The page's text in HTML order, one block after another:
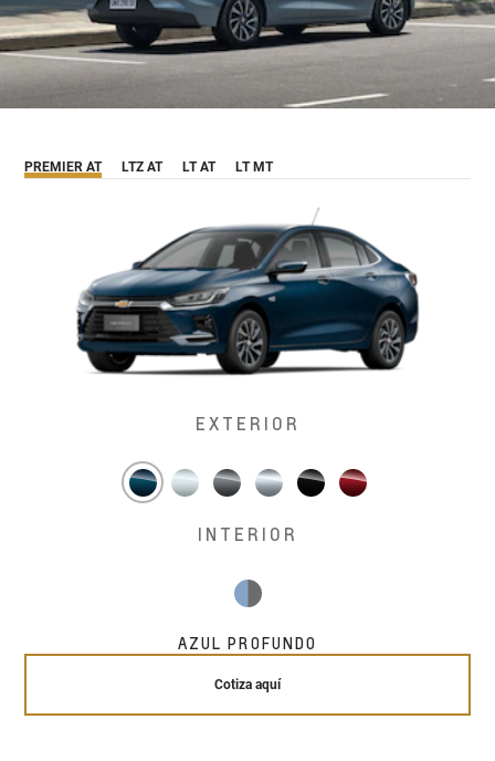
PREMIER AT LTZ AT LT AT LT MT
EXTERIOR
INTERIOR
AZUL PROFUNDO
Cotiza aquí